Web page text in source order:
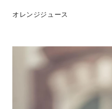
オレンジジュース